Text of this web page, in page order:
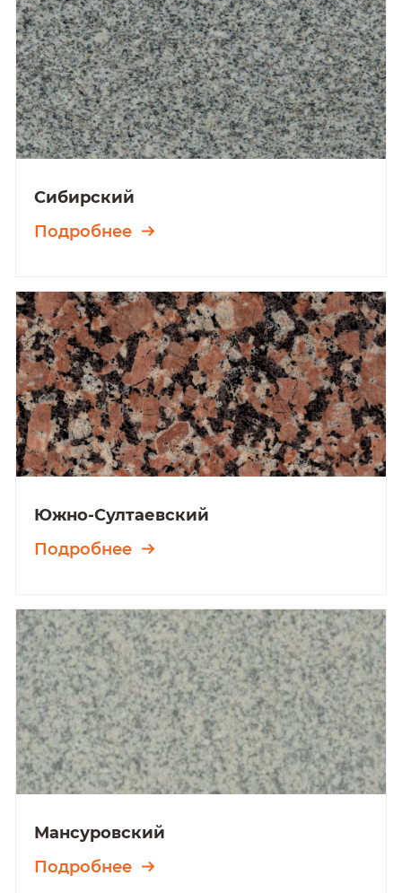
Сибирский
Подробнее
Южно-Султаевский
Подробнее
Мансуровский
Подробнее